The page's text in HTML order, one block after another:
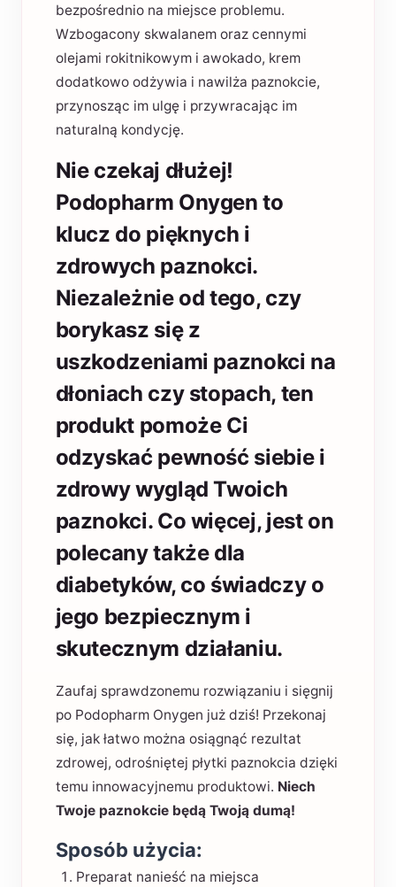
bezpośrednio na miejsce problemu.
Wzbogacony skwalanem oraz cennymi
olejami rokitnikowym i awokado, krem
dodatkowo odżywia i nawilża paznokcie,
przynosząc im ulgę i przywracając im
naturalną kondycję.
Nie czekaj dłużej!
Podopharm Onygen to
klucz do pięknych i
zdrowych paznokci.
Niezależnie od tego, czy
borykasz się z
uszkodzeniami paznokci na
dłoniach czy stopach, ten
produkt pomoże Ci
odzyskać pewność siebie i
zdrowy wygląd Twoich
paznokci. Co więcej, jest on
polecany także dla
diabetyków, co świadczy o
jego bezpiecznym i
skutecznym działaniu.
Zaufaj sprawdzonemu rozwiązaniu i sięgnij
po Podopharm Onygen już dziś! Przekonaj
się, jak łatwo można osiągnąć rezultat
zdrowej, odrośniętej płytki paznokcia dzięki
temu innowacyjnemu produktowi. Niech
Twoje paznokcie będą Twoją dumą!
Sposób użycia:
Preparat nanieść na miejsca